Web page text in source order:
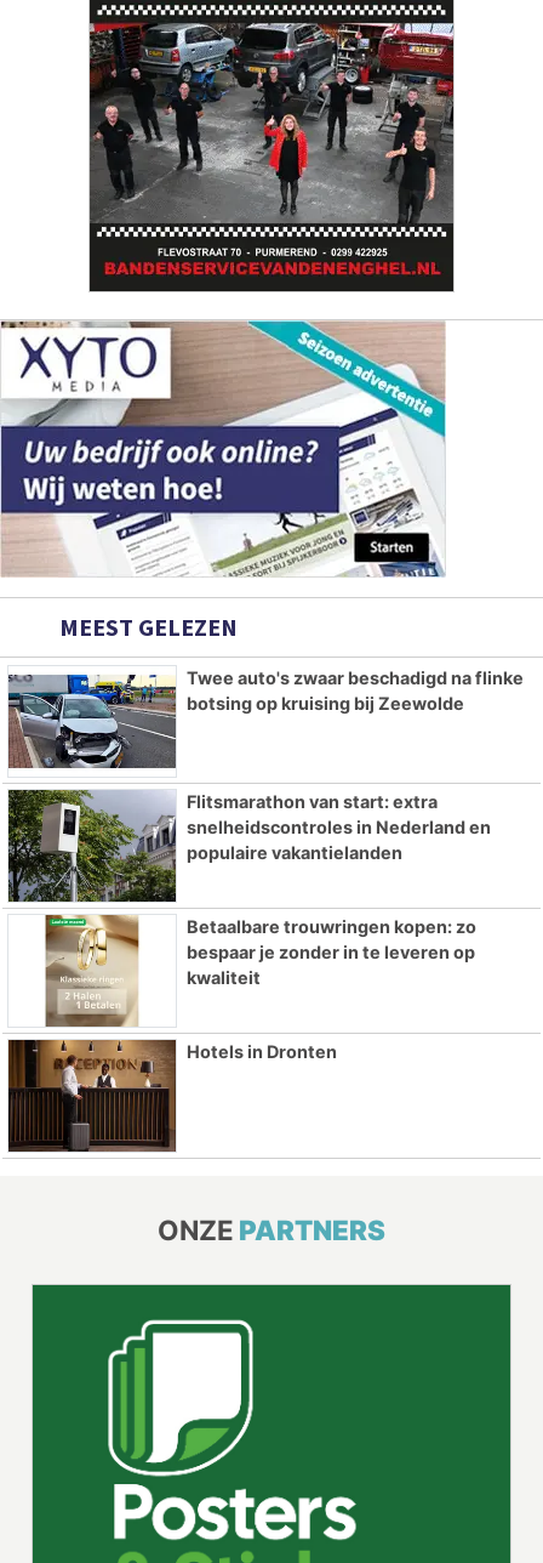
MEEST GELEZEN
Twee auto's zwaar beschadigd na flinke
botsing op kruising bij Zeewolde
Flitsmarathon van start: extra
snelheidscontroles in Nederland en
populaire vakantielanden
Betaalbare trouwringen kopen: zo
bespaar je zonder in te leveren op
kwaliteit
Hotels in Dronten
ONZE PARTNERS